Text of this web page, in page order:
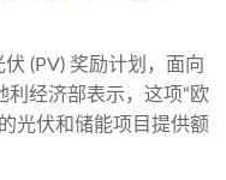
(PV) 奖励计划，面向
经济部表示，这项“欧
光伏和储能项目提供额